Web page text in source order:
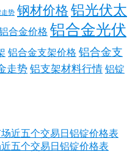
走势 钢材价格 铝光伏太
合金价格 铝合金光伏
铝合金支架价格 铝合金支
走势 铝支架材料行情 铝锭
五个交易日铝锭价格表